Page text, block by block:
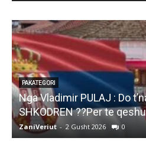
Serbia
PAKATEGORI
Marjana
leje,psene gjeje
kam jete..
ZaniVeriut 1 Gusht